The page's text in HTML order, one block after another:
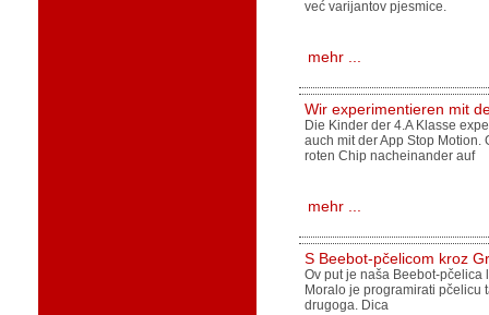
već varijantov pjesmice.
mehr ...
Wir experimentieren mit
Die Kinder der 4.A Klasse
auch mit der App Stop
roten Chip nacheinander auf
mehr ...
S Beebot-pčelicom kroz
Ov put je naša Beebot-
Moralo je programirati pčelicu
drugoga. Dica